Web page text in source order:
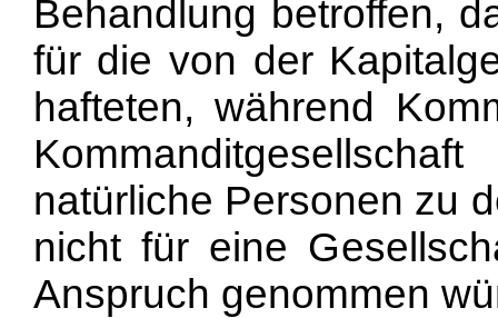
Behandlung betroffen,
für die von der
hafteten, während
natürliche Personen zu
nicht für eine
Anspruch genommen